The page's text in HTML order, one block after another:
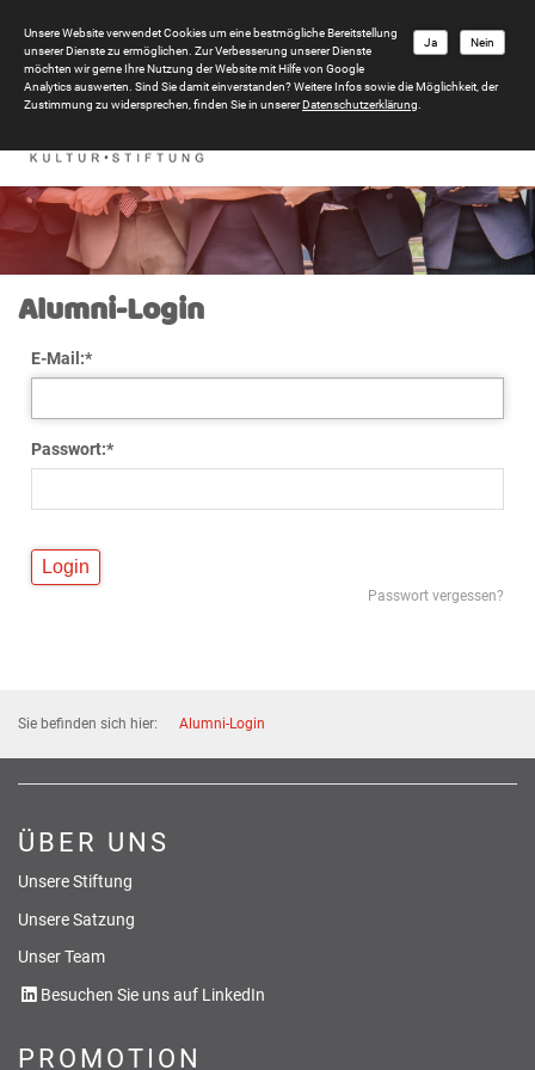
Alumni-Login
E-Mail:*
Passwort:*
Passwort vergessen?
Sie befinden sich hier: Alumni-Login
ÜBER UNS
Unsere Stiftung
Unsere Satzung
Unser Team
Besuchen Sie uns auf LinkedIn
PROMOTION
Nein
Ja
Unsere Website verwendet Cookies um eine bestmögliche Bereitstellung
unserer Dienste zu ermöglichen. Zur Verbesserung unserer Dienste
möchten wir gerne Ihre Nutzung der Website mit Hilfe von Google
Analytics auswerten. Sind Sie damit einverstanden? Weitere Infos sowie die Möglichkeit, der
Zustimmung zu widersprechen, finden Sie in unsererDatenschutzerklärung